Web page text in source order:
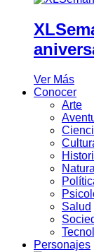
Ver Más
Conocer
Arte
Salud
Personajes